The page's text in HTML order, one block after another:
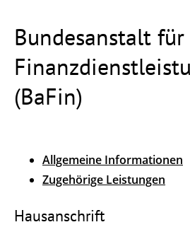
Bundesanstalt für
(BaFin)
Allgemeine Informationen
Zugehörige Leistungen
Hausanschrift